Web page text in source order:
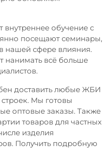
обучение с
посещают семинары,
нашей сфере влияния.
нанимать всё больше
доставить любые ЖБИ
Мы готовы
оптовые заказы. Также
товаров для частных
изделия
Получить подробную